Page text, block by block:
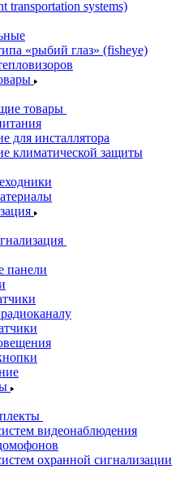
transportation systems)
«рыбий глаз» (fisheye)
товары
для инсталлятора
климатической защиты
панели
видеонаблюдения
охранной сигнализации